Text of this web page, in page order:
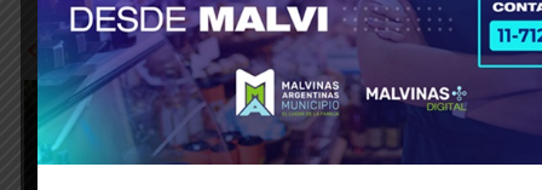
Previous Article
La
Iglesia
Católic
a lanzó
Next Article
Kicillof
con
metalú
rgicos: